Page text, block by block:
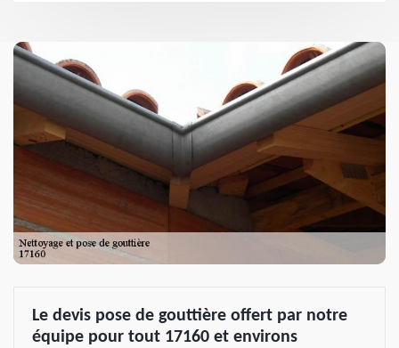
Le devis pose de gouttière offert par notre
équipe pour tout 17160 et environs